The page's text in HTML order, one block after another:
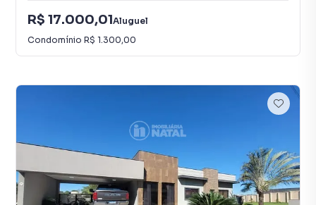
R$ 17.000,01Aluguel
Condomínio R$ 1.300,00